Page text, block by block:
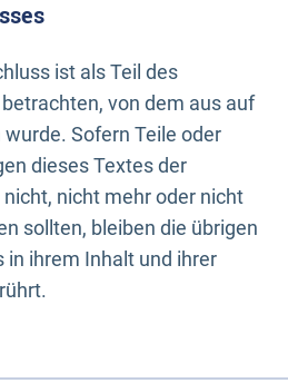
ist als Teil des
von dem aus auf
Sofern Teile oder
dieses Textes der
nicht mehr oder nicht
sollten, bleiben die übrigen
in ihrem Inhalt und ihrer